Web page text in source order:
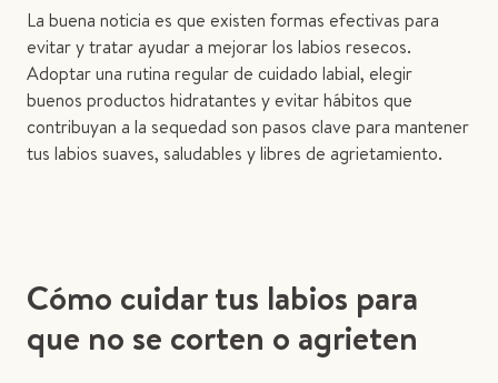
La buena noticia es que existen formas efectivas para
evitar y tratar ayudar a mejorar los labios resecos.
Adoptar una rutina regular de cuidado labial, elegir
buenos productos hidratantes y evitar hábitos que
contribuyan a la sequedad son pasos clave para mantener
tus labios suaves, saludables y libres de agrietamiento.
Cómo cuidar tus labios para
que no se corten o agrieten